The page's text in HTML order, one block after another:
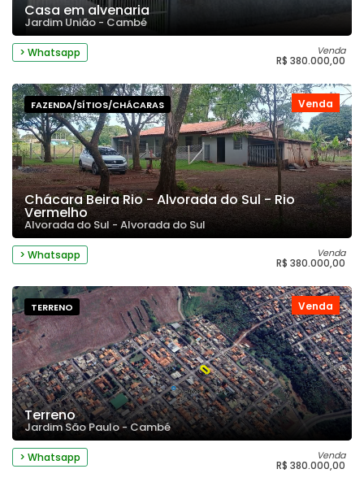
Casa em alvenaria
Jardim União - Cambé
> Whatsapp Venda
R$ 380.000,00
Venda
FAZENDA/SÍTIOS/CHÁCARAS
Chácara Beira Rio - Alvorada do Sul - Rio
Vermelho
Alvorada do Sul - Alvorada do Sul
> Whatsapp Venda
R$ 380.000,00
Venda
TERRENO
Terreno
Jardim São Paulo - Cambé
> Whatsapp Venda
R$ 380.000,00